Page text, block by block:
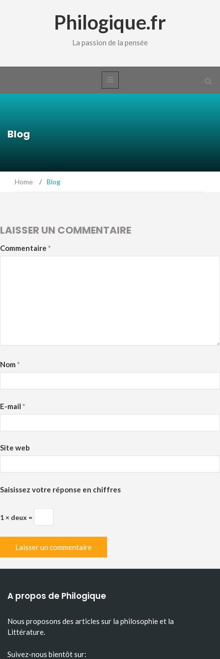
Philogique.fr
La passion de la pensée
Blog
Home / Blog
LAISSER UN COMMENTAIRE
Commentaire *
Nom *
E-mail *
Site web
Saisissez votre réponse en chiffres
1 × deux =
A propos de Philogique
Nous proposons des articles sur la philosophie et la
Littérature.
Suivez-nous bientôt sur: